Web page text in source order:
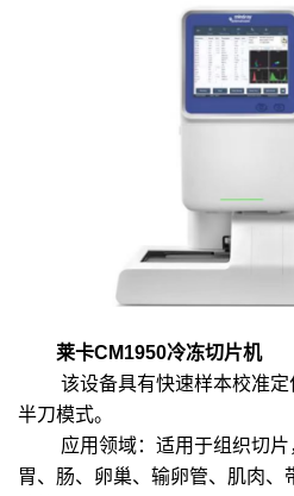
莱卡CM1950冷冻切片机
该设备具有快速样本校准
半刀模式。
应用领域：适用于组织切片
胃、肠、卵巢、输卵管、肌肉、